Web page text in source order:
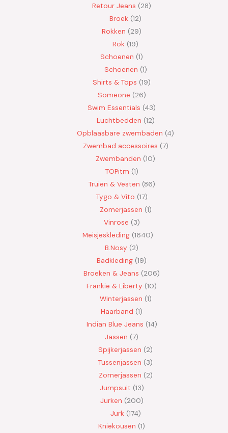
Retour Jeans
28
Broek 12
Rokken
29
Rok 19
Schoenen 1
Schoenen 1
Shirts & Tops 19
Someone 26
Swim Essentials 43
Luchtbedden 12
Opblaasbare zwembaden 4
Zwembad accessoires 7
Zwembanden 10
TOPitm 1
Truien & Vesten 86
Tygo & Vito 17
Zomerjassen 1
Vinrose 3
Meisjeskleding 1640
B.Nosy
2
Badkleding 19
Broeken & Jeans
206
Frankie & Liberty 10
Winterjassen 1
Haarband 1
Indian Blue Jeans 14
Jassen 7
Spijkerjassen
2
Tussenjassen
3
Zomerjassen 2
Jumpsuit 13
Jurken 200
Jurk 174
Kniekousen 1